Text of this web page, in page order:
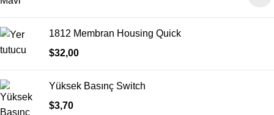
1812 Membran Housing Quick
$32,00
Yüksek Basınç Switch
$3,70